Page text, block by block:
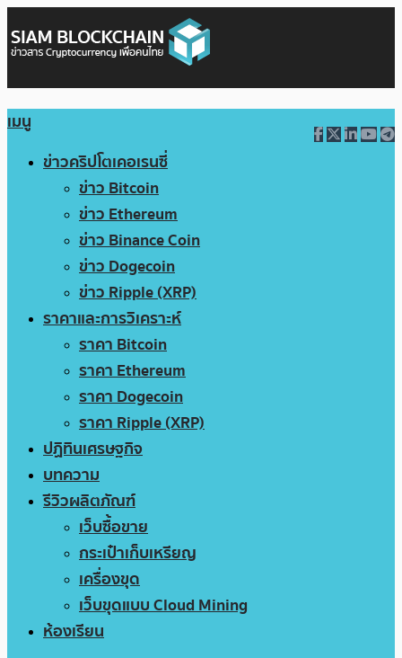
เมนู
ข่าวคริปโตเคอเรนซี่
ข่าว Bitcoin
ข่าว Ethereum
ข่าว Binance Coin
ข่าว Dogecoin
ข่าว Ripple (XRP)
ราคาและการวิเคราะห์
ราคา Bitcoin
ราคา Ethereum
ราคา Dogecoin
ราคา Ripple (XRP)
ปฏิทินเศรษฐกิจ
บทความ
รีวิวผลิตภัณฑ์
เว็บซื้อขาย
กระเป๋าเก็บเหรียญ
เครื่องขุด
เว็บขุดแบบ Cloud Mining
ห้องเรียน